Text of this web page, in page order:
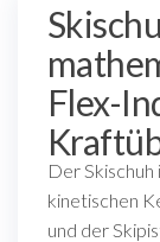
Flex-
Der
kinetischen
und der